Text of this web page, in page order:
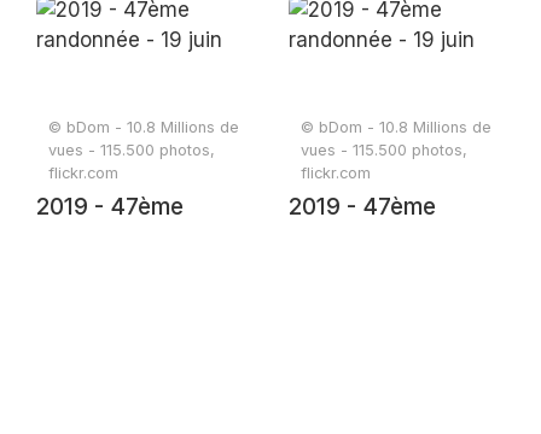
© bDom - 10.8 Millions de
vues - 115.500 photos,
flickr.com
2019 - 47ème
© bDom - 10.8 Millions de
vues - 115.500 photos,
flickr.com
2019 - 47ème